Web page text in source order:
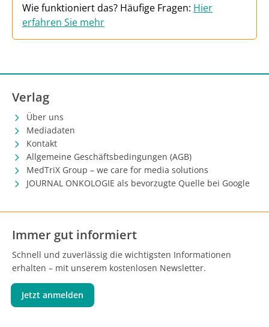
Wie funktioniert das? Häufige Fragen: Hier
erfahren Sie mehr
Verlag
Über uns
Mediadaten
Kontakt
Allgemeine Geschäftsbedingungen (AGB)
MedTriX Group – we care for media solutions
JOURNAL ONKOLOGIE als bevorzugte Quelle bei Google
Immer gut informiert
Schnell und zuverlässig die wichtigsten Informationen
erhalten – mit unserem kostenlosen Newsletter.
Jetzt anmelden